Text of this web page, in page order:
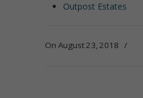
Outpost Estates
On August 23, 2018 /